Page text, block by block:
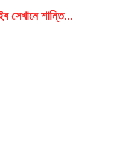
সেখানে শান্তি...